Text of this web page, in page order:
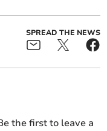
SPREAD THE NEWS
the first to leave a